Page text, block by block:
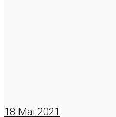
18 Mai 2021